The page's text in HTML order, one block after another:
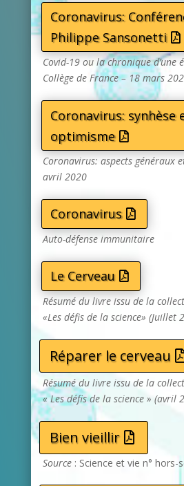
Coronavirus:
Philippe Sansonetti
Covid-19 ou la chronique d’une
Collège de France – 18 mars
Coronavirus: synhèse
optimisme
Coronavirus: aspects généraux
avril 2020
Coronavirus
Auto-défense immunitaire
Le Cerveau
Résumé du livre issu de la
«Les défis de la science» (Juillet
Réparer le cerveau
Résumé du livre issu de la
« Les défis de la science » (avril
Bien vieillir
Source: Science et vie n° hors-